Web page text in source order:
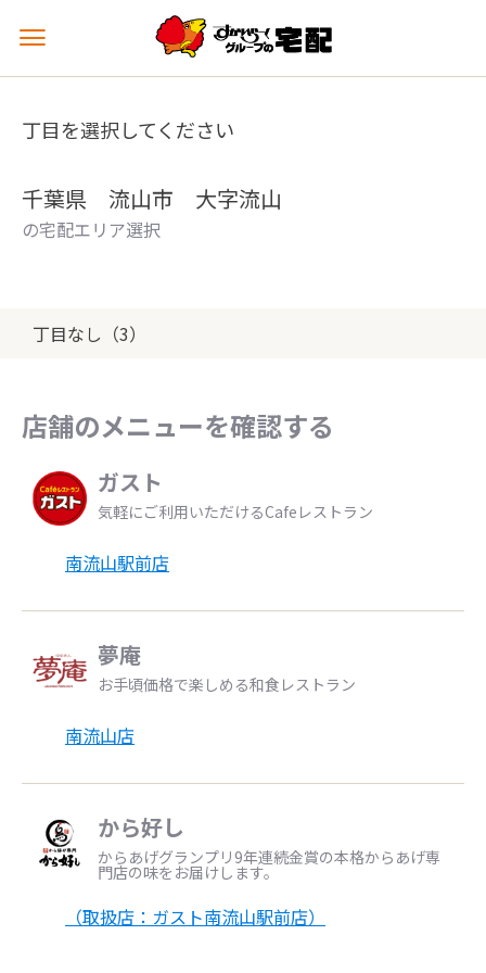
メ
ュ
を
丁目を選択してください
千葉県 流山市 大字流山
の宅配エリア選択
丁目なし（3）
店舗のメニューを確認する
ガスト
気軽にご利用いただけるCafeレストラン
南流山駅前店
夢庵
お手頃価格で楽しめる和食レストラン
南流山店
から好し
からあげグランプリ9年連続金賞の本格からあげ専
門店の味をお届けします。
（取扱店：ガスト南流山駅前店）